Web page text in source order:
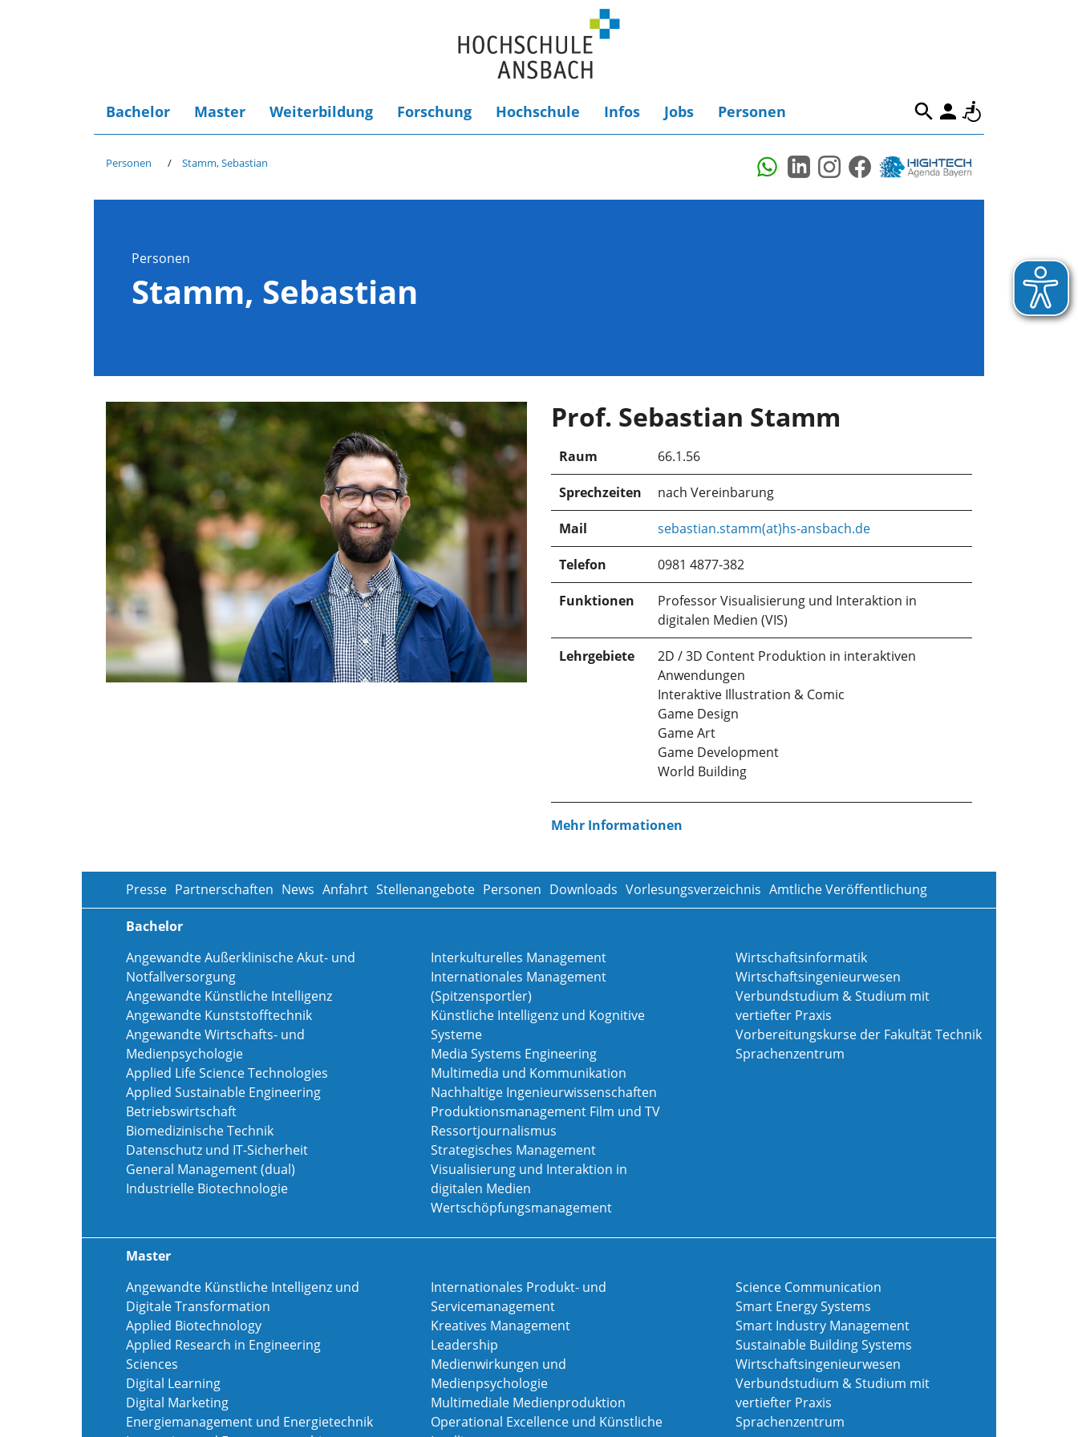
Bachelor Master Weiterbildung Forschung Hochschule Infos Jobs Personen
Personen Stamm, Sebastian
Personen
Stamm, Sebastian
Prof. Sebastian Stamm
Raum 66.1.56
Sprechzeiten nach Vereinbarung
Mail sebastian.stamm(at)hs-ansbach.de
Telefon 0981 4877-382
Funktionen
Professor Visualisierung und Interaktion in
digitalen Medien (VIS)
Lehrgebiete
2D / 3D Content Produktion in interaktiven
Anwendungen
Interaktive Illustration & Comic
Game Design
Game Art
Game Development
World Building
Mehr Informationen
Presse Partnerschaften News Anfahrt Stellenangebote Personen Downloads Vorlesungsverzeichnis Amtliche Veröffentlichung
Bachelor
Angewandte Außerklinische Akut- und
Notfallversorgung
Angewandte Künstliche Intelligenz
Angewandte Kunststofftechnik
Angewandte Wirtschafts- und
Medienpsychologie
Applied Life Science Technologies
Applied Sustainable Engineering
Betriebswirtschaft
Biomedizinische Technik
Datenschutz und IT-Sicherheit
General Management (dual)
Industrielle Biotechnologie
Interkulturelles Management
Internationales Management
(Spitzensportler)
Künstliche Intelligenz und Kognitive
Systeme
Media Systems Engineering
Multimedia und Kommunikation
Nachhaltige Ingenieurwissenschaften
Produktionsmanagement Film und TV
Ressortjournalismus
Strategisches Management
Visualisierung und Interaktion in
digitalen Medien
Wertschöpfungsmanagement
Wirtschaftsinformatik
Wirtschaftsingenieurwesen
Verbundstudium & Studium mit
vertiefter Praxis
Vorbereitungskurse der Fakultät Technik
Sprachenzentrum
Master
Angewandte Künstliche Intelligenz und
Digitale Transformation
Applied Biotechnology
Applied Research in Engineering
Sciences
Digital Learning
Digital Marketing
Energiemanagement und Energietechnik
Internationales Produkt- und
Servicemanagement
Kreatives Management
Leadership
Medienwirkungen und
Medienpsychologie
Multimediale Medienproduktion
Operational Excellence und Künstliche
Science Communication
Smart Energy Systems
Smart Industry Management
Sustainable Building Systems
Wirtschaftsingenieurwesen
Verbundstudium & Studium mit
vertiefter Praxis
Sprachenzentrum